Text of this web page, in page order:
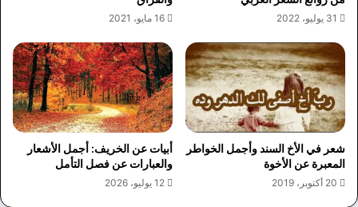
31 يوليو، 2022 16 مايو، 2021
شعر في الأخ السند وأجمل الخواطر
المعبرة عن الأخوة
20 أكتوبر، 2019
أبيات عن الخريف: أجمل الأشعار
والعبارات عن فصل التأمل
12 يوليو، 2026